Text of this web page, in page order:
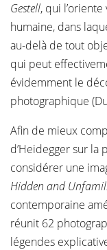
Gestell, qui
humaine, dans
au-delà de tout
qui peut
évidemment le
photographique
Afin de mieux
d’Heidegger sur la
considérer une
Hidden and
contemporaine
réunit 62
légendes